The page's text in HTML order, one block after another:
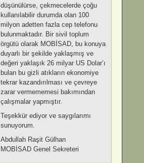
düşünülürse, çekmecelerde çoğu
kullanılabilir durumda olan 100
milyon adetten fazla cep telefonu
bulunmaktadır. Bir sivil toplum
örgütü olarak MOBİSAD, bu konuya
duyarlı bir şekilde yaklaşmış ve
değeri yaklaşık 26 milyar US Dolar’ı
bulan bu gizli atıkların ekonomiye
tekrar kazandırılması ve çevreye
zarar vermememesi bakımından
çalışmalar yapmıştır.
Teşekkür ediyor ve saygılarımı
sunuyorum.
Abdullah Raşit Gülhan
MOBİSAD Genel Sekreteri